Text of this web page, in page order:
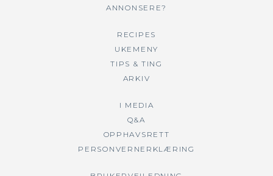
ANNONSERE?
RECIPES
UKEMENY
TIPS & TING
ARKIV
I MEDIA
Q&A
OPPHAVSRETT
PERSONVERNERKLÆRING